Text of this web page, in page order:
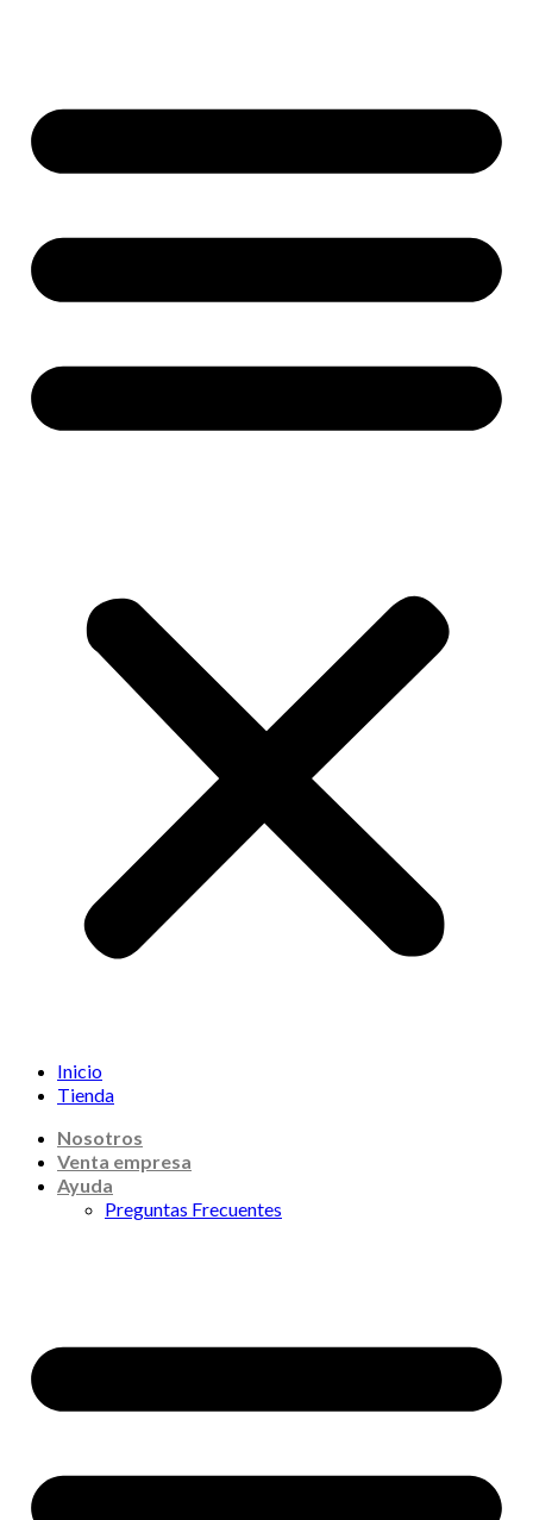
Inicio
Tienda
Nosotros
Venta empresa
Ayuda
Preguntas Frecuentes